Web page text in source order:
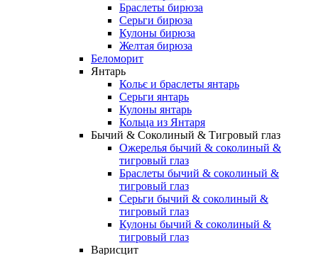
Браслеты бирюза
Серьги бирюза
Кулоны бирюза
Желтая бирюза
Беломорит
Янтарь
Кольє и браслеты янтарь
Серьги янтарь
Кулоны янтарь
Кольца из Янтаря
Бычий & Соколиный & Тигровый глаз
Ожерелья бычий & соколиный &
тигровый глаз
Браслеты бычий & соколиный &
тигровый глаз
Серьги бычий & соколиный &
тигровый глаз
Кулоны бычий & соколиный &
тигровый глаз
Варисцит